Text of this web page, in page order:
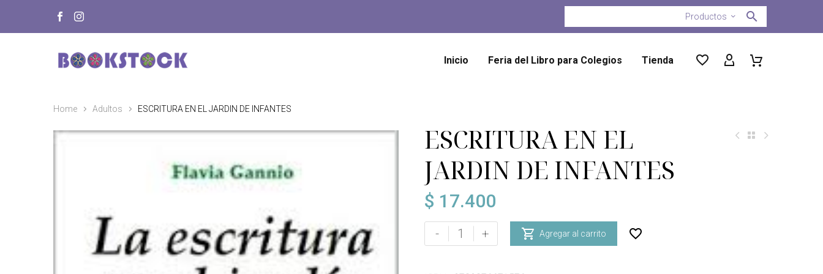
Productos
Inicio Feria del Libro para Colegios Tienda
Home Adultos ESCRITURA EN EL JARDIN DE INFANTES
ESCRITURA EN EL
JARDIN DE INFANTES
$ 17.400
-
ESCRITURA
EN
+  Agregar al carrito